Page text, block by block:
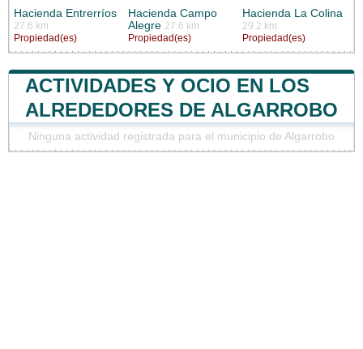
Hacienda Entrerríos
27.6 km
Propiedad(es)
Hacienda Campo
Alegre 27.6 km
Propiedad(es)
Hacienda La Colina
29.2 km
Propiedad(es)
ACTIVIDADES Y OCIO EN LOS
ALREDEDORES DE ALGARROBO
Ninguna actividad registrada para el municipio de Algarrobo